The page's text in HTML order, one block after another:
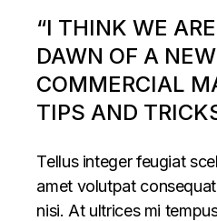
“I THINK WE
DAWN OF A
COMMERCIAL
TIPS AND
Tellus integer feugiat
amet volutpat
nisi. At ultrices mi